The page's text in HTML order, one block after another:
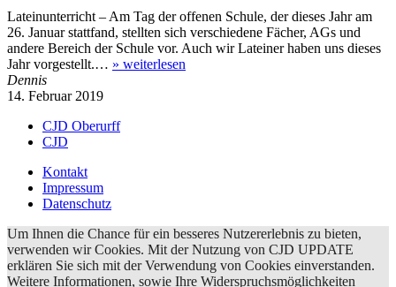
Lateinunterricht – Am Tag der offenen Schule, der dieses Jahr am
26. Januar stattfand, stellten sich verschiedene Fächer, AGs und
andere Bereich der Schule vor. Auch wir Lateiner haben uns dieses
Jahr vorgestellt.… » weiterlesen
Dennis
14. Februar 2019
CJD Oberurff
CJD
Kontakt
Impressum
Datenschutz
Um Ihnen die Chance für ein besseres Nutzererlebnis zu bieten,
verwenden wir Cookies. Mit der Nutzung von CJD UPDATE
erklären Sie sich mit der Verwendung von Cookies einverstanden.
Weitere Informationen, sowie Ihre Widerspruchsmöglichkeiten